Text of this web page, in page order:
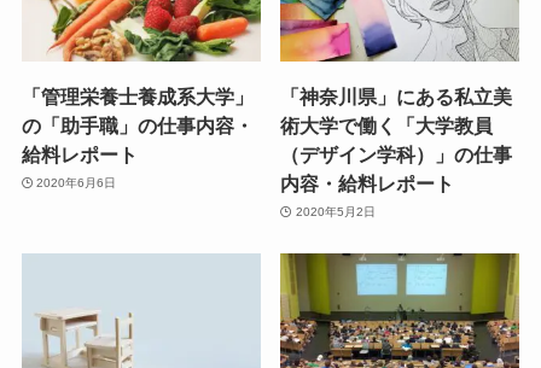
「管理栄養士養成系大学」
の「助手職」の仕事内容・
給料レポート
2020年6月6日
「神奈川県」にある私立美
術大学で働く「大学教員
（デザイン学科）」の仕事
内容・給料レポート
2020年5月2日